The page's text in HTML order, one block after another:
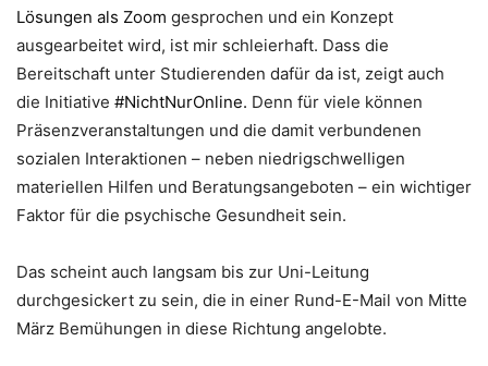
Lösungen als Zoom gesprochen und ein Konzept
ausgearbeitet wird, ist mir schleierhaft. Dass die
Bereitschaft unter Studierenden dafür da ist, zeigt auch
die Initiative #NichtNurOnline. Denn für viele können
Präsenzveranstaltungen und die damit verbundenen
sozialen Interaktionen – neben niedrigschwelligen
materiellen Hilfen und Beratungsangeboten – ein wichtiger
Faktor für die psychische Gesundheit sein.
Das scheint auch langsam bis zur Uni-Leitung
durchgesickert zu sein, die in einer Rund-E-Mail von Mitte
März Bemühungen in diese Richtung angelobte.